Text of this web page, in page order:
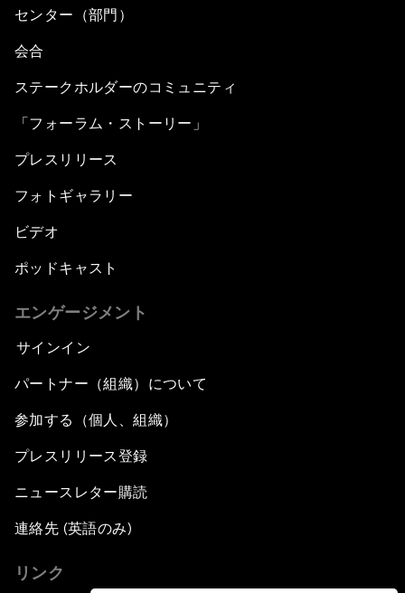
センター（部門）
会合
ステークホルダーのコミュニティ
「フォーラム・ストーリー」
プレスリリース
フォトギャラリー
ビデオ
ポッドキャスト
エンゲージメント
サインイン
パートナー（組織）について
参加する（個人、組織）
プレスリリース登録
ニュースレター購読
連絡先 (英語のみ)
リンク